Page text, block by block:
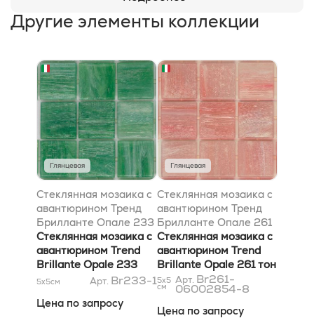
Другие элементы коллекции
Глянцевая
Стеклянная мозаика с
авантюрином Тренд
Брилланте Опале 233
тон 1 на бумаге Лук
2x2
Стеклянная мозаика с
авантюрином Trend
Brillante Opale 233
тон 1 на бумаге Luc
5x5см Арт. Br233-1
Цена по запросу
Глянцевая
Стеклянная мозаика с
авантюрином Тренд
Брилланте Опале 261
тон 06002854-8 Лук
2x2
Стеклянная мозаика с
авантюрином Trend
Brillante Opale 261 тон
06002854-8 Luc 2x2
5x5
см
Арт. Br261-
06002854-8
Цена по запросу